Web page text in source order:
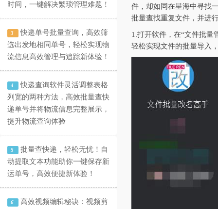
时间，一键解决繁琐管理难题！
3
快递单号批量查询，高效筛
选出发地相同单号，轻松实现物
流信息高效管理与追踪新体验！
4
快递查询软件灵活调整表格
列宽的两种方法，高效批量查快
递单号并将物流信息完整展示，
提升物流查询体验
5
批量查快递，轻松无忧！自
动提取文本功能助你一键保存新
运单号，高效便捷新体验！
6
高效视频编辑秘诀：视频剪
件，却如同在星海中寻找
批量查找重复文件，并进
1.打开软件，在“文件批量
轻松实现文件的批量导入